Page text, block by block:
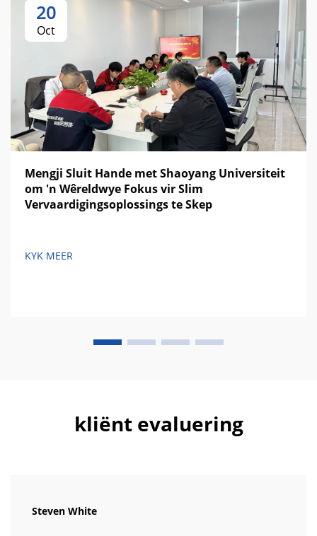
20
Oct
Mengji Sluit Hande met Shaoyang Universiteit
om 'n Wêreldwye Fokus vir Slim
Vervaardigingsoplossings te Skep
KYK MEER
kliënt evaluering
Steven White